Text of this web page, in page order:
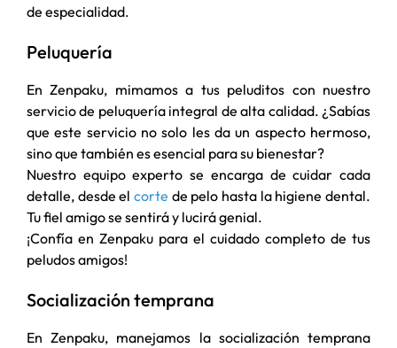
de especialidad.
Peluquería
En Zenpaku, mimamos a tus peluditos con nuestro
servicio de peluquería integral de alta calidad. ¿Sabías
que este servicio no solo les da un aspecto hermoso,
sino que también es esencial para su bienestar?
Nuestro equipo experto se encarga de cuidar cada
detalle, desde el corte de pelo hasta la higiene dental.
Tu fiel amigo se sentirá y lucirá genial.
¡Confía en Zenpaku para el cuidado completo de tus
peludos amigos!
Socialización temprana
En Zenpaku, manejamos la socialización temprana